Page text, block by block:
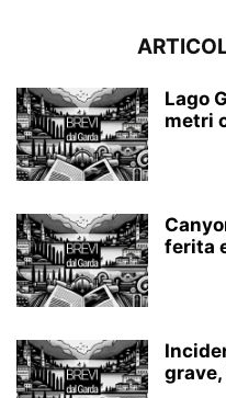
Lago
metri
ferita